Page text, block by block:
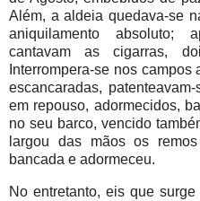
Além, a aldeia quedava-se
aniquilamento absoluto;
cantavam as cigarras,
Interrompera-se nos
escancaradas,
em repouso, adormecidos,
no seu barco, vencido
largou das mãos os
bancada e adormeceu.
No entretanto, eis que